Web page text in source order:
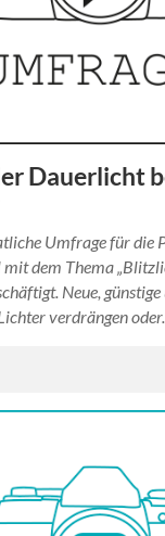
Dauerlicht
Umfrage für die
mit dem Thema
Neue,
verdrängen